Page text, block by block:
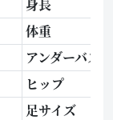
身長
体重
アンダーバスト
ヒップ
足サイズ